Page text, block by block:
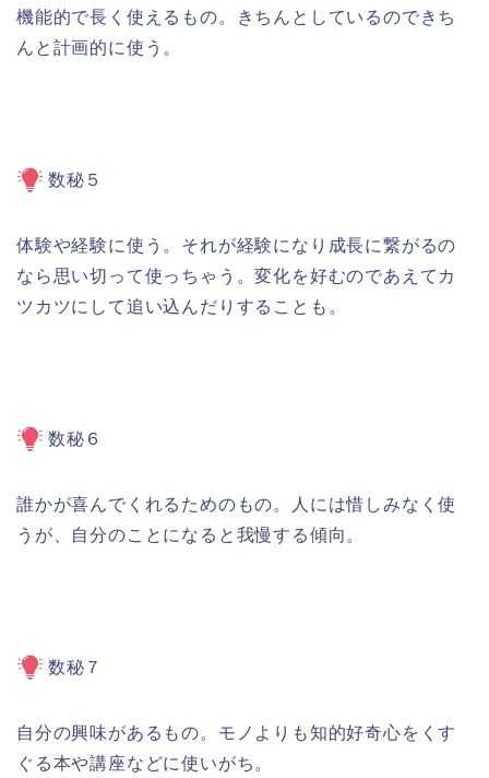
機能的で長く使えるもの。きちんとしているのできち
んと計画的に使う。
数秘５
体験や経験に使う。それが経験になり成長に繋がるの
なら思い切って使っちゃう。変化を好むのであえてカ
ツカツにして追い込んだりすることも。
数秘６
誰かが喜んでくれるためのもの。人には惜しみなく使
うが、自分のことになると我慢する傾向。
数秘７
自分の興味があるもの。モノよりも知的好奇心をくす
ぐる本や講座などに使いがち。